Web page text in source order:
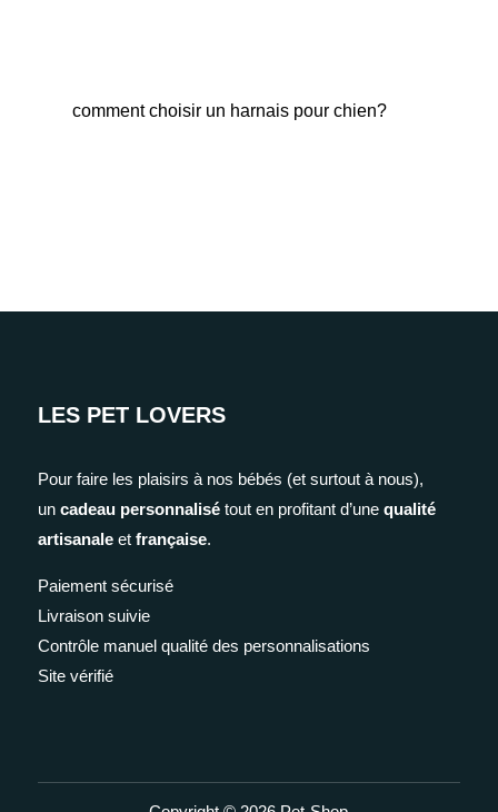
comment choisir un harnais pour chien?
LES PET LOVERS
Pour faire les plaisirs à nos bébés (et surtout à nous),
un cadeau personnalisétout en profitant d’une qualité
artisanaleet française.
Paiement sécurisé
Livraison suivie
Contrôle manuel qualité des personnalisations
Site vérifié